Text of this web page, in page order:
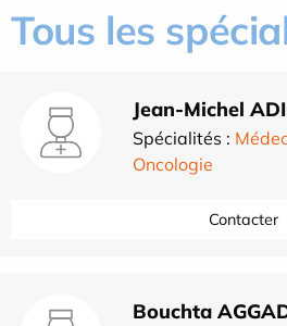
Tous les
Jean-Michel
Spécialités :
Oncologie
Contacter
Bouchta